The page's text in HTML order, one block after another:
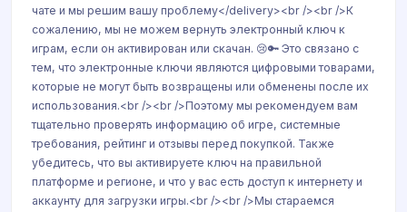
чате и мы решим вашу проблему</delivery><br /><br />К
сожалению, мы не можем вернуть электронный ключ к
играм, если он активирован или скачан. 😢🔑 Это связано с
тем, что электронные ключи являются цифровыми товарами,
которые не могут быть возвращены или обменены после их
использования.<br /><br />Поэтому мы рекомендуем вам
тщательно проверять информацию об игре, системные
требования, рейтинг и отзывы перед покупкой. Также
убедитесь, что вы активируете ключ на правильной
платформе и регионе, и что у вас есть доступ к интернету и
аккаунту для загрузки игры.<br /><br />Мы стараемся